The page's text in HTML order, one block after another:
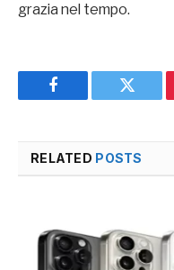
grazia nel tempo.
Facebook Twitter
RELATED POSTS